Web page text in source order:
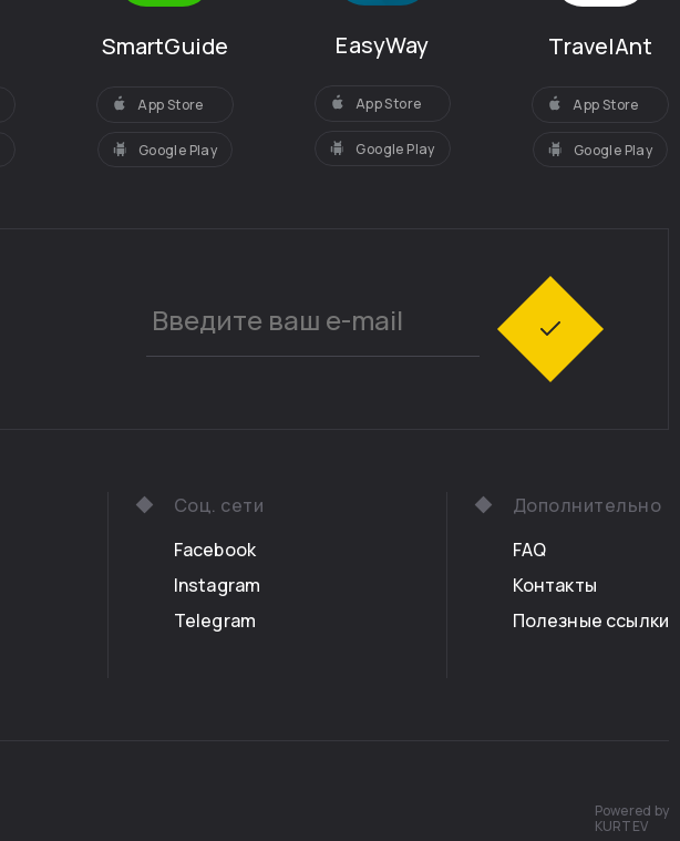
SmartGuide
App Store
Google Play
EasyWay
App Store
Google Play
TravelAnt
App Store
Google Play
Соц. сети
Facebook
Instagram
Telegram
Дополнительно
FAQ
Контакты
Полезные ссылки
Powered by
KURTEV